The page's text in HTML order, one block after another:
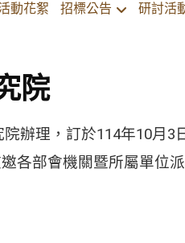
動花絮 招標公告 研討活
院
辦理，訂於114年10月
各部會機關暨所屬單位